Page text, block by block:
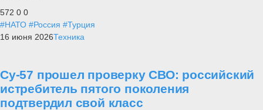
572 0 0
#НАТО #Россия #Турция
16 июня 2026Техника
Су-57 прошел проверку СВО: российский
истребитель пятого поколения
подтвердил свой класс